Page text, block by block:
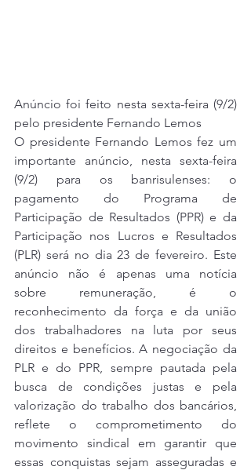
Anúncio foi feito nesta sexta-feira (9/2)
pelo presidente Fernando Lemos
O presidente Fernando Lemos fez um
importante anúncio, nesta sexta-feira
(9/2) para os banrisulenses: o
pagamento do Programa de
Participação de Resultados (PPR) e da
Participação nos Lucros e Resultados
(PLR) será no dia 23 de fevereiro. Este
anúncio não é apenas uma notícia
sobre remuneração, é o
reconhecimento da força e da união
dos trabalhadores na luta por seus
direitos e benefícios. A negociação da
PLR e do PPR, sempre pautada pela
busca de condições justas e pela
valorização do trabalho dos bancários,
reflete o comprometimento do
movimento sindical em garantir que
essas conquistas sejam asseguradas e